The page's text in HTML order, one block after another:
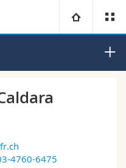
Département de
4760-6475